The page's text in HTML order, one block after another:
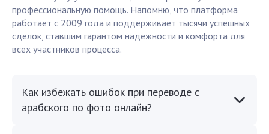
профессиональную помощь. Напомню, что платформа
работает с 2009 года и поддерживает тысячи успешных
сделок, ставшим гарантом надежности и комфорта для
всех участников процесса.
Как избежать ошибок при переводе с
арабского по фото онлайн?